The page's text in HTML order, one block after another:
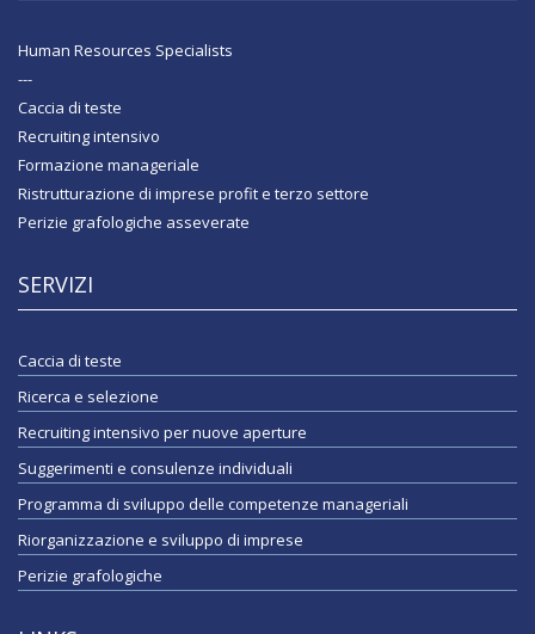
Human Resources Specialists
---
Caccia di teste
Recruiting intensivo
Formazione manageriale
Ristrutturazione di imprese profit e terzo settore
Perizie grafologiche asseverate
SERVIZI
Caccia di teste
Ricerca e selezione
Recruiting intensivo per nuove aperture
Suggerimenti e consulenze individuali
Programma di sviluppo delle competenze manageriali
Riorganizzazione e sviluppo di imprese
Perizie grafologiche